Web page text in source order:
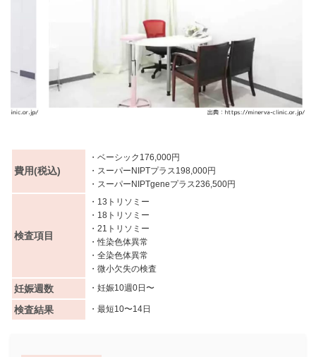
費用(税込)
・ベーシック176,000円
・スーパーNIPTプラス198,000円
・スーパーNIPTgeneプラス236,500円
検査項目
・13トリソミー
・18トリソミー
・21トリソミー
・性染色体異常
・全染色体異常
・微小欠失の検査
妊娠週数 ・妊娠10週0日〜
検査結果 ・最短10〜14日